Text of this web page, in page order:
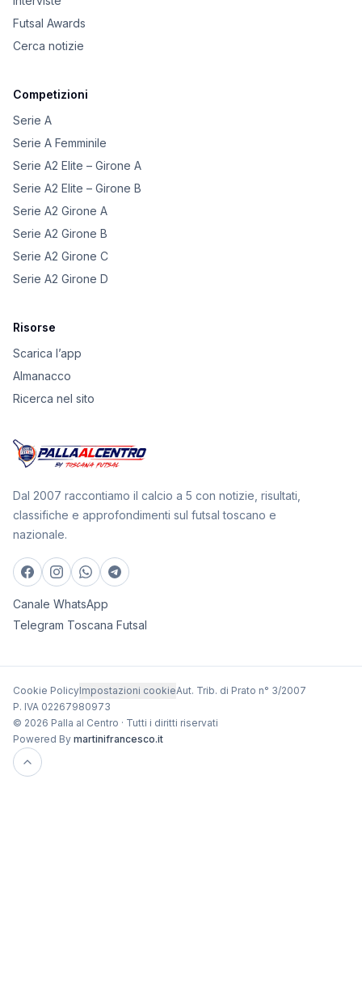
Futsal Awards
Cerca notizie
Competizioni
Serie A
Serie A Femminile
Serie A2 Elite – Girone A
Serie A2 Elite – Girone B
Serie A2 Girone A
Serie A2 Girone B
Serie A2 Girone C
Serie A2 Girone D
Risorse
Scarica l’app
Almanacco
Ricerca nel sito
Dal 2007 raccontiamo il calcio a 5 con notizie, risultati,
classifiche e approfondimenti sul futsal toscano e
nazionale.
Canale WhatsApp
Telegram Toscana Futsal
Cookie PolicyImpostazioni cookieAut. Trib. di Prato n° 3/2007
P. IVA 02267980973
© 2026 Palla al Centro · Tutti i diritti riservati
Powered By martinifrancesco.it